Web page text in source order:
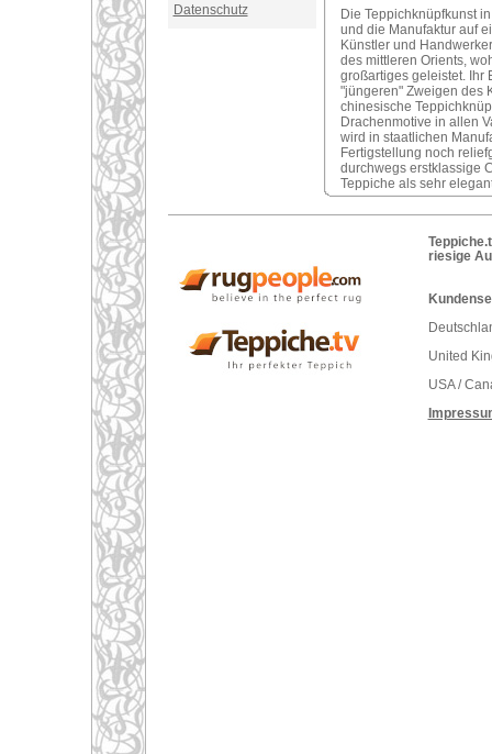
Datenschutz
Die Teppichknüpfkunst
und die Manufaktur auf
Künstler und
des mittleren Orients,
großartiges geleistet. Ihr
"jüngeren" Zweigen des
chinesische
Drachenmotive in allen
wird in staatlichen
Fertigstellung noch
durchwegs erstklassige
Teppiche als sehr
riesige
United
USA /